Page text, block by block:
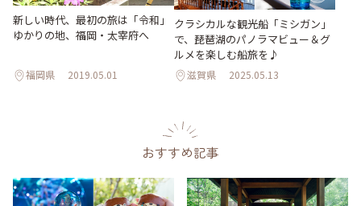
新しい時代、最初の旅は「令和」
ゆかりの地、福岡・太宰府へ
福岡県 2019.05.01
クラシカルな観光船「ミシガン」
で、琵琶湖のパノラマビュー＆グ
ルメを楽しむ船旅を♪
滋賀県 2025.05.13
おすすめ記事